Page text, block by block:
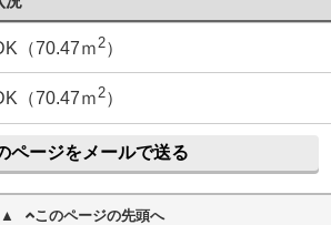
（70.47ｍ2）
（70.47ｍ2）
ページをメールで送る
このページの先頭へ